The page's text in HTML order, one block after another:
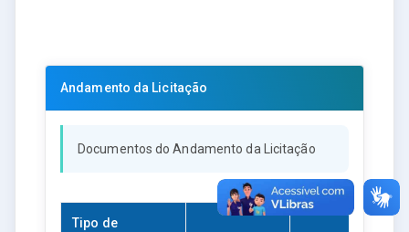
Andamento da Licitação
Documentos do Andamento da Licitação
Tipo de